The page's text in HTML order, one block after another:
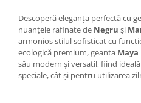
Descoperă eleganța perfectă cu
nuanțele rafinate de Negru și
armonios stilul sofisticat cu
ecologică premium, geanta Maya
său modern și versatil, fiind
speciale, cât și pentru utilizarea